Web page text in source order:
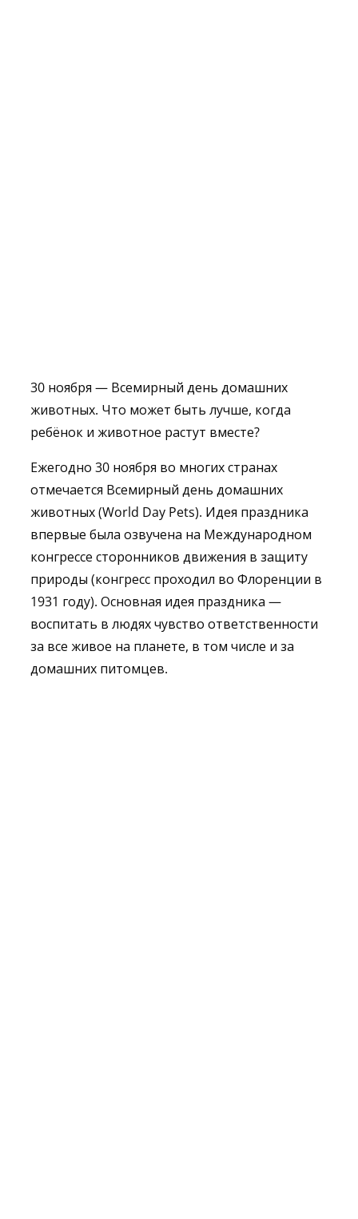
30 ноября — Всемирный день домашних
животных. Что может быть лучше, когда
ребёнок и животное растут вместе?
Ежегодно 30 ноября во многих странах
отмечается Всемирный день домашних
животных (World Day Pets). Идея праздника
впервые была озвучена на Международном
конгрессе сторонников движения в защиту
природы (конгресс проходил во Флоренции в
1931 году). Основная идея праздника —
воспитать в людях чувство ответственности
за все живое на планете, в том числе и за
домашних питомцев.